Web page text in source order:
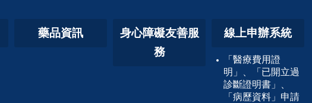
藥品資訊
身心障礙友善服
務
線上申辦系統
「醫療費用證
明」、「已開立過
診斷證明書」、
「病歷資料」申請